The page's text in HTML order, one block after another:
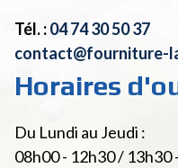
Tél. :04 74 30 50 37
contact@fourniture-
Horaires
Du Lundi au Jeudi :
08h00 - 12h30 / 13h30